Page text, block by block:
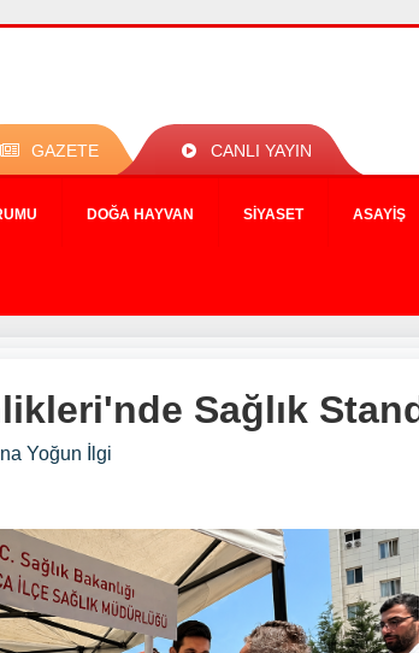
GAZETE CANLI YAYIN
DOĞA HAYVAN SIYASET ASAYIŞ
Sağlık
Yoğun İlgi